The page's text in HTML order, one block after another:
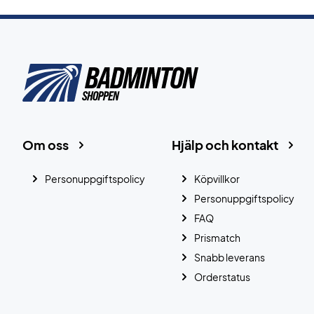
Hjälp och kontakt
Köpvillkor
Personuppgiftspolicy
FAQ
Prismatch
Snabb leverans
Orderstatus
Om oss
Personuppgiftspolicy